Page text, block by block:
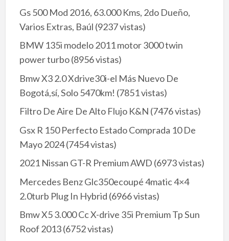
Gs 500 Mod 2016, 63.000 Kms, 2do Dueño,
Varios Extras, Baúl (9237 vistas)
BMW 135i modelo 2011 motor 3000 twin
power turbo(8956 vistas)
Bmw X3 2.0 Xdrive30i-el Más Nuevo De
Bogotá,sí, Solo 5470km! (7851 vistas)
Filtro De Aire De Alto Flujo K&N (7476 vistas)
Gsx R 150 Perfecto Estado Comprada 10 De
Mayo 2024(7454 vistas)
2021 Nissan GT-R Premium AWD (6973 vistas)
Mercedes Benz Glc350ecoupé 4matic 4×4
2.0turb Plug In Hybrid (6966 vistas)
Bmw X5 3.000 Cc X-drive 35i Premium Tp Sun
Roof 2013(6752 vistas)